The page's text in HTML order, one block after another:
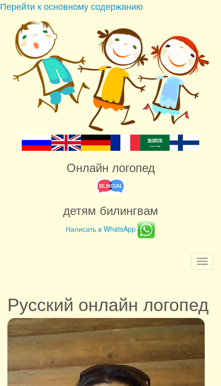
Перейти к основному содержанию
Онлайн логопед
детям билингвам
Написать в WhatsApp
Русский онлайн логопед